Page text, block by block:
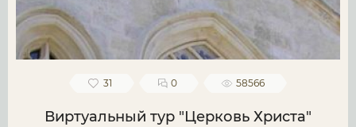
31 0 58566
Виртуальный тур "Церковь Христа"